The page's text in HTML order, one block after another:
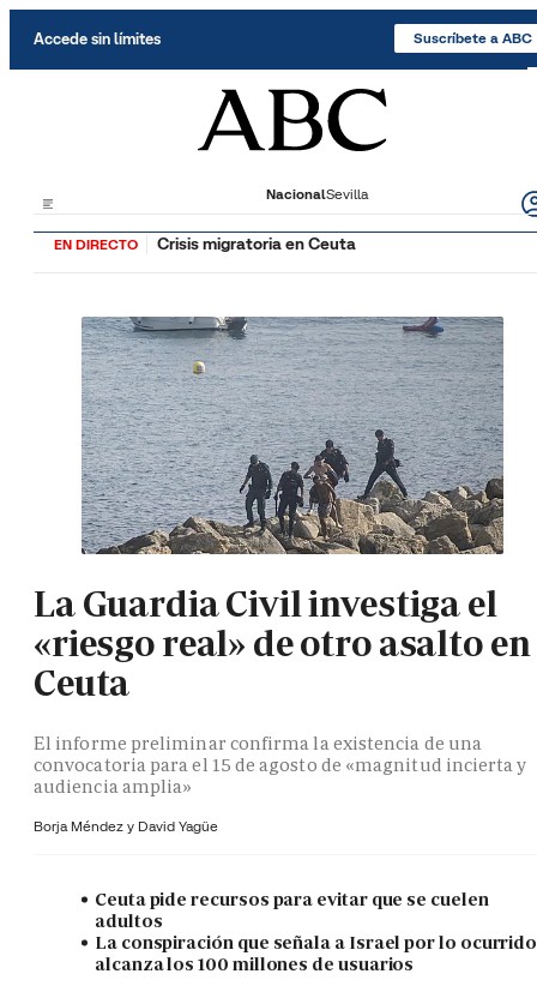
Accede sin límites Suscríbete a ABC
NacionalSevilla
EN DIRECTO Crisis migratoria en Ceuta
La Guardia Civil investiga el
«riesgo real» de otro asalto en
Ceuta
El informe preliminar confirma la existencia de una
convocatoria para el 15 de agosto de «magnitud incierta y
audiencia amplia»
Borja Méndez y David Yagüe
Ceuta pide recursos para evitar que se cuelen
adultos
La conspiración que señala a Israel por lo ocurrido
alcanza los 100 millones de usuarios